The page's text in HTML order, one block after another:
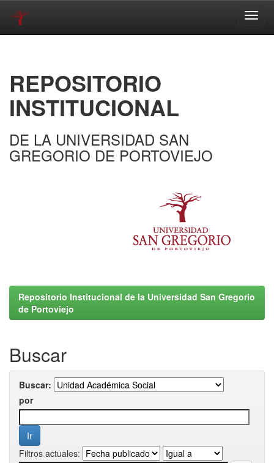
REPOSITORIO
INSTITUCIONAL
DE LA UNIVERSIDAD SAN
GREGORIO DE PORTOVIEJO
Repositorio Institucional de la Universidad San Gregorio
de Portoviejo
Buscar
Buscar:
por
Filtros actuales: